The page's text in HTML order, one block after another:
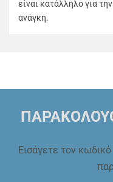
είναι κατάλληλο για
ανάγκη.
Εισάγετε τον